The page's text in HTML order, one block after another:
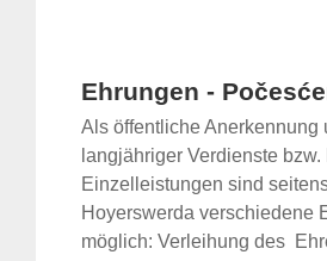
Ehrungen -
Als öffentliche Anerkennung
langjähriger Verdienste
Einzelleistungen sind
Hoyerswerda verschiedene
möglich: Verleihung des